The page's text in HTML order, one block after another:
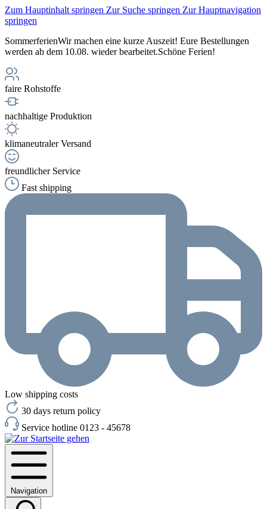
Zum Hauptinhalt springen Zur Suche springen Zur Hauptnavigation
springen
SommerferienWir machen eine kurze Auszeit! Eure Bestellungen
werden ab dem 10.08. wieder bearbeitet.Schöne Ferien!
faire Rohstoffe
nachhaltige Produktion
klimaneutraler Versand
freundlicher Service
Fast shipping
Low shipping costs
30 days return policy
Service hotline 0123 - 45678
Navigation